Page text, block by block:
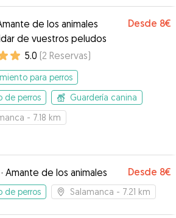
de los animales
de vuestros peludos
Desde 8€
5.0 (2 Reservas)
para perros
de perros
Guardería canina
- 7.18 km
· Amante de los animales Desde 8€
de perros Salamanca - 7.21 km